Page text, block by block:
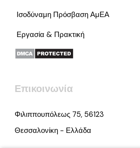
Ισοδύναμη Πρόσβαση ΑμΕΑ
Εργασία & Πρακτική
Επικοινωνία
Φιλιππουπόλεως 75, 56123
Θεσσαλονίκη - Ελλάδα